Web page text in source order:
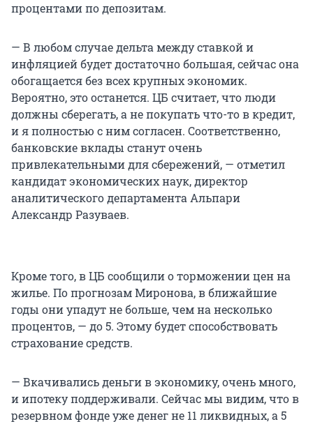
процентами по депозитам.
— В любом случае дельта между ставкой и
инфляцией будет достаточно большая, сейчас она
обогащается без всех крупных экономик.
Вероятно, это останется. ЦБ считает, что люди
должны сберегать, а не покупать что-то в кредит,
и я полностью с ним согласен. Соответственно,
банковские вклады станут очень
привлекательными для сбережений, — отметил
кандидат экономических наук, директор
аналитического департамента Альпари
Александр Разуваев.
Кроме того, в ЦБ сообщили о торможении цен на
жилье. По прогнозам Миронова, в ближайшие
годы они упадут не больше, чем на несколько
процентов, — до 5. Этому будет способствовать
страхование средств.
— Вкачивались деньги в экономику, очень много,
и ипотеку поддерживали. Сейчас мы видим, что в
резервном фонде уже денег не 11 ликвидных, а 5